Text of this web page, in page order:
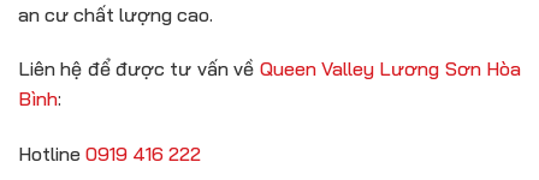
an cư chất lượng cao.
Liên hệ để được tư vấn về Queen Valley Lương Sơn Hòa
Bình:
Hotline 0919 416 222